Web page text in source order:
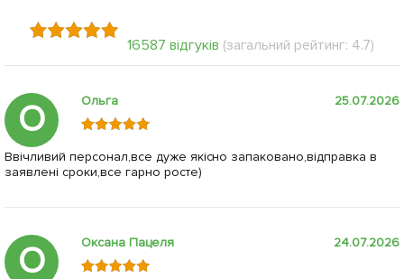
16587 відгуків (загальний рейтинг: 4.7)
О Ольга 25.07.2026
Ввічливий персонал,все дуже якісно запаковано,відправка в
заявлені сроки,все гарно росте)
О Оксана Пацеля 24.07.2026